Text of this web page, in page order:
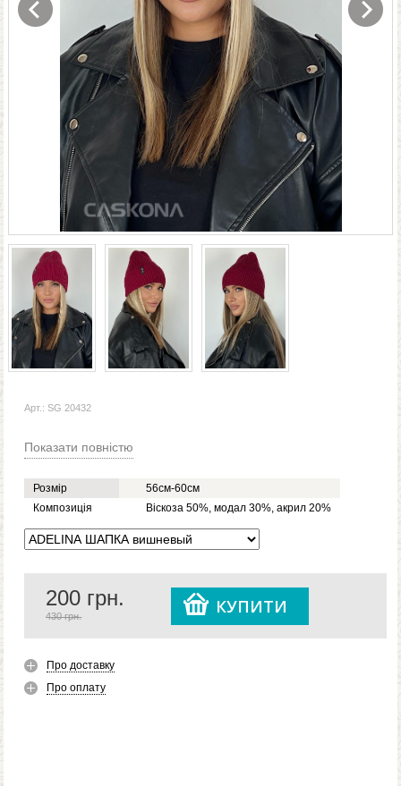
Арт.: SG 20432
Показати повністю
Розмір
56см-60см
Композиція
Віскоза 50%, модал 30%, акрил 20%
200 грн.
430 грн. КУПИТИ
Про доставку
Про оплату